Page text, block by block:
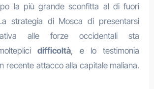
la più grande sconfitta al di fuori
strategia di Mosca di presentarsi
alle forze occidentali sta
difficoltà, e lo testimonia
recente attacco alla capitale maliana.